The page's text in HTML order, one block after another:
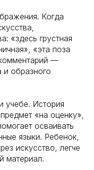
Когда
«здесь грустная
«эта поза
—
и образного
учебе. История
«на оценку»,
осваивать
языки. Ребенок,
искусство, легче
материал.